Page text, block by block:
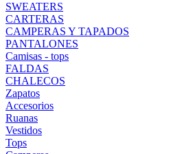
SWEATERS
CARTERAS
CAMPERAS Y TAPADOS
PANTALONES
Camisas - tops
FALDAS
CHALECOS
Zapatos
Accesorios
Ruanas
Vestidos
Tops